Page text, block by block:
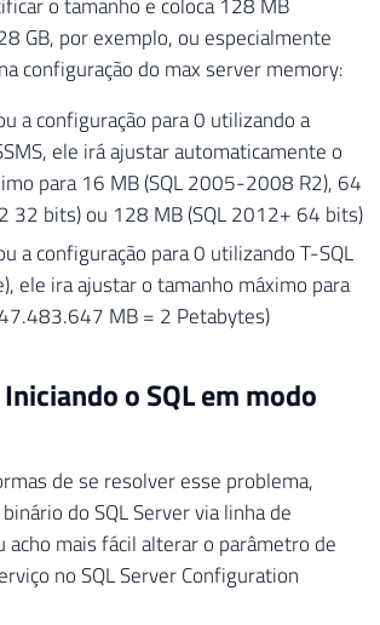
GB, por exemplo, ou especialmente
configuração do max server memory:
a configuração para 0 utilizando a
ele irá ajustar automaticamente o
para 16 MB (SQL 2005-2008 R2), 64
32 bits) ou 128 MB (SQL 2012+ 64 bits)
a configuração para 0 utilizando T-SQL
ele ira ajustar o tamanho máximo para
MB = 2 Petabytes)
o SQL em modo
de se resolver esse problema,
do SQL Server via linha de
acho mais fácil alterar o parâmetro de
no SQL Server Configuration